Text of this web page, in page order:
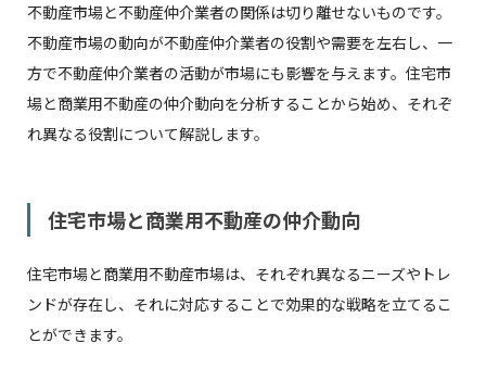
不動産市場と不動産仲介業者の関係は切り離せないものです。
不動産市場の動向が不動産仲介業者の役割や需要を左右し、一
方で不動産仲介業者の活動が市場にも影響を与えます。住宅市
場と商業用不動産の仲介動向を分析することから始め、それぞ
れ異なる役割について解説します。
住宅市場と商業用不動産の仲介動向
住宅市場と商業用不動産市場は、それぞれ異なるニーズやトレ
ンドが存在し、それに対応することで効果的な戦略を立てるこ
とができます。